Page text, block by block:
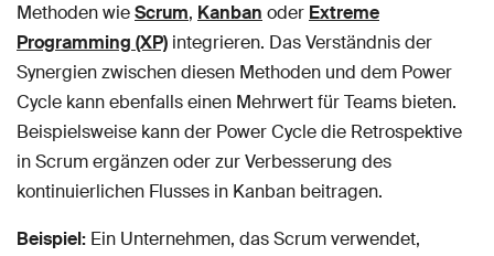
Methoden wieScrum, Kanban oder Extreme
Programming (XP) integrieren. Das Verständnis der
Synergien zwischen diesen Methoden und dem Power
Cycle kann ebenfalls einen Mehrwert für Teams bieten.
Beispielsweise kann der Power Cycle die Retrospektive
in Scrum ergänzen oder zur Verbesserung des
kontinuierlichen Flusses in Kanban beitragen.
Beispiel: Ein Unternehmen, das Scrum verwendet,